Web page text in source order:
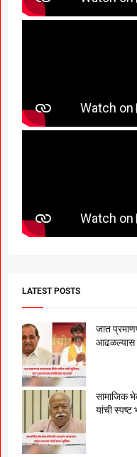
LATEST POSTS
जात
आढळल्यास
सामाजिक
यांची स्पष्ट